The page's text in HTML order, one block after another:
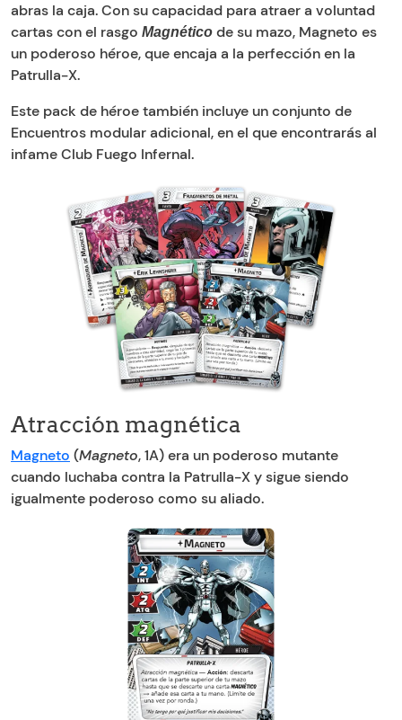
abras la caja. Con su capacidad para atraer a voluntad
cartas con el rasgo Magnético de su mazo, Magneto es
un poderoso héroe, que encaja a la perfección en la
Patrulla-X.
Este pack de héroe también incluye un conjunto de
Encuentros modular adicional, en el que encontrarás al
infame Club Fuego Infernal.
Atracción magnética
Magneto (Magneto, 1A) era un poderoso mutante
cuando luchaba contra la Patrulla-X y sigue siendo
igualmente poderoso como su aliado.